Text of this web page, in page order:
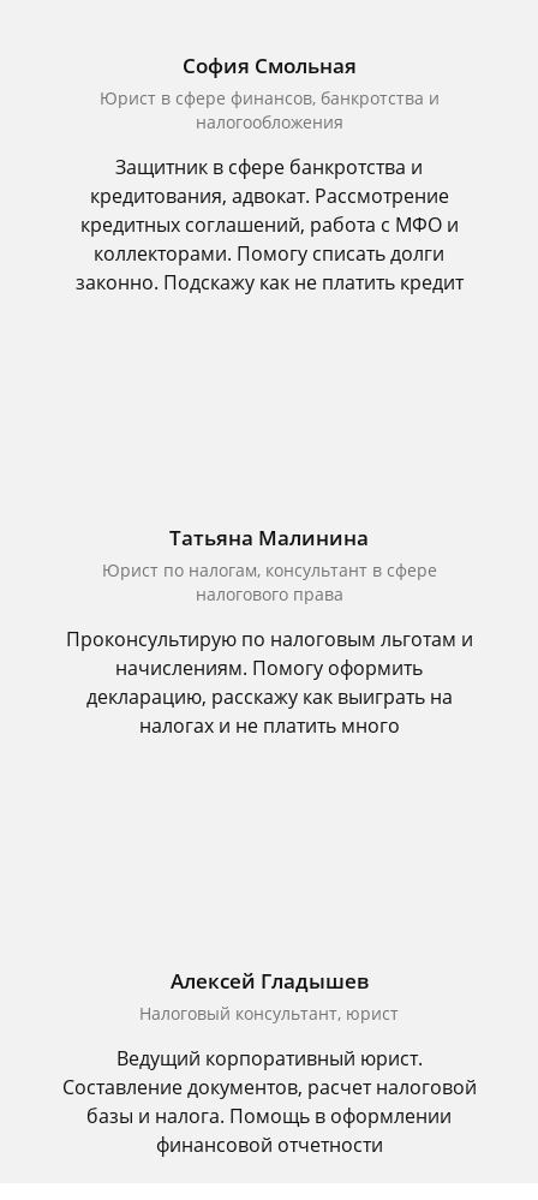
София Смольная
Юрист в сфере финансов, банкротства и
налогообложения
Защитник в сфере банкротства и
кредитования, адвокат. Рассмотрение
кредитных соглашений, работа с МФО и
коллекторами. Помогу списать долги
законно. Подскажу как не платить кредит
Татьяна Малинина
Юрист по налогам, консультант в сфере
налогового права
Проконсультирую по налоговым льготам и
начислениям. Помогу оформить
декларацию, расскажу как выиграть на
налогах и не платить много
Алексей Гладышев
Налоговый консультант, юрист
Ведущий корпоративный юрист.
Составление документов, расчет налоговой
базы и налога. Помощь в оформлении
финансовой отчетности